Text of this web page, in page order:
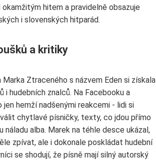
hitem a pravidelně obsazuje
i slovenských hitparád.
a kritiky
Marka Ztraceného s názvem Eden si získala
i hudebních znalců. Na Facebooku a
hemží nadšenými reakcemi - lidi si
chytlavé písničky, texty, co jdou přímo
náladu alba. Marek na téhle desce ukázal,
zpívat, ale i dokonale poskládat hudební
se shodují, že písně mají silný autorský